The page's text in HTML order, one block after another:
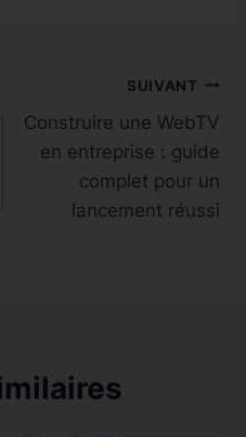
SUIVANT
Construire une WebTV
en entreprise : guide
complet pour un
lancement réussi